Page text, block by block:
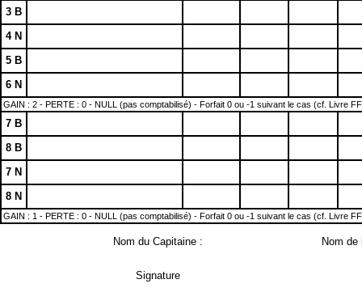
3 B
4 N
5 B
6 N
GAIN : 2 - PERTE : 0 - NULL (pas comptabilisé) - Forfait 0 ou -1 suivant le cas (cf. Livre
7 B
8 B
7 N
8 N
GAIN : 1 - PERTE : 0 - NULL (pas comptabilisé) - Forfait 0 ou -1 suivant le cas (cf. Livre
Nom du Capitaine : Nom
Signature